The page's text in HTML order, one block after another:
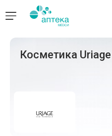
Косметика Uriage